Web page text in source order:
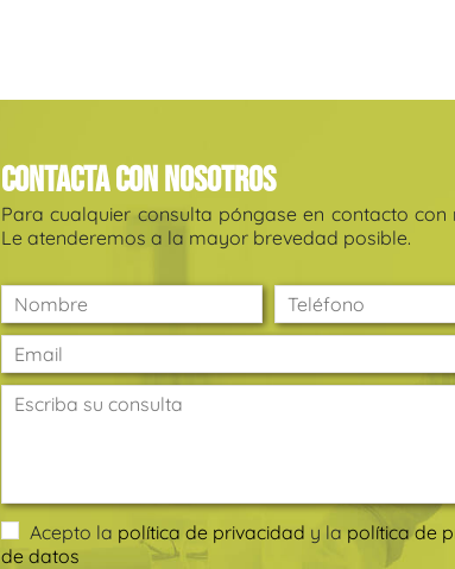
Contacta con nosotros
Para cualquier consulta póngase en contacto con
Le atenderemos a la mayor brevedad posible.
Acepto la política de privacidad y la política de
de datos